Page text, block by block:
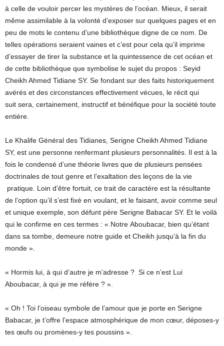
à celle de vouloir percer les mystères de l’océan. Mieux, il serait
même assimilable à la volonté d’exposer sur quelques pages et en
peu de mots le contenu d’une bibliothèque digne de ce nom. De
telles opérations seraient vaines et c’est pour cela qu’il imprime
d’essayer de tirer la substance et la quintessence de cet océan et
de cette bibliothèque que symbolise le sujet du propos : Seyid
Cheikh Ahmed Tidiane SY. Se fondant sur des faits historiquement
avérés et des circonstances effectivement vécues, le récit qui
suit sera, certainement, instructif et bénéfique pour la société toute
entière.
Le Khalife Général des Tidianes, Serigne Cheikh Ahmed Tidiane
SY, est une personne renfermant plusieurs personnalités. Il est à la
fois le condensé d’une théorie livres que de plusieurs pensées
doctrinales de tout genre et l’exaltation des leçons de la vie
pratique. Loin d’être fortuit, ce trait de caractère est la résultante
de l’option qu’il s’est fixé en voulant, et le faisant, avoir comme seul
et unique exemple, son défunt père Serigne Babacar SY. Et le voilà
qui le confirme en ces termes : « Notre Aboubacar, bien qu’étant
dans sa tombe, demeure notre guide et Cheikh jusqu’à la fin du
monde ».
« Hormis lui, à qui d’autre je m’adresse ? Si ce n’est Lui
Aboubacar, à qui je me réfère ? ».
« Oh ! Toi l’oiseau symbole de l’amour que je porte en Serigne
Babacar, je t’offre l’espace atmosphérique de mon cœur, déposes-y
tes œufs ou promènes-y tes poussins ».